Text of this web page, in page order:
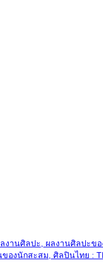
านศิลปะ, ผลงานศิลปะ
องนักสะสม, ศิลปินไทย :